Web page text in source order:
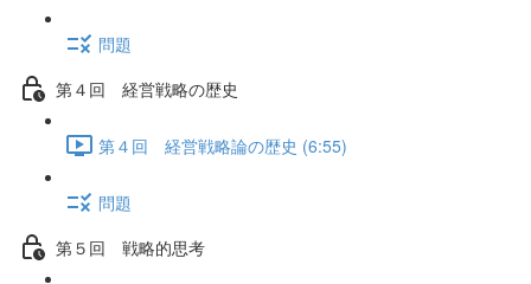
問題
第４回 経営戦略の歴史
第４回 経営戦略論の歴史 (6:55)
問題
第５回 戦略的思考